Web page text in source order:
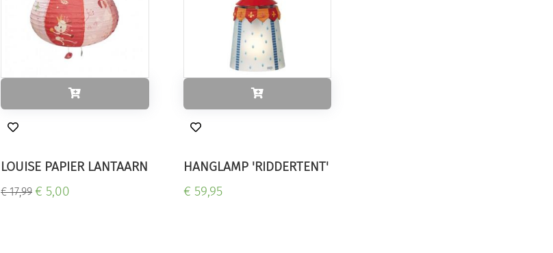
LOUISE PAPIER LANTAARN
€ 17,99 € 5,00
HANGLAMP 'RIDDERTENT'
€ 59,95